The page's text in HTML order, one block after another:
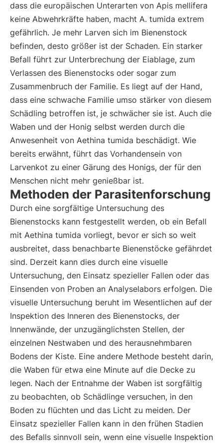
dass die europäischen Unterarten von Apis mellifera
keine Abwehrkräfte haben, macht A. tumida extrem
gefährlich. Je mehr Larven sich im Bienenstock
befinden, desto größer ist der Schaden. Ein starker
Befall führt zur Unterbrechung der Eiablage, zum
Verlassen des Bienenstocks oder sogar zum
Zusammenbruch der Familie. Es liegt auf der Hand,
dass eine schwache Familie umso stärker von diesem
Schädling betroffen ist, je schwächer sie ist. Auch die
Waben und der Honig selbst werden durch die
Anwesenheit von Aethina tumida beschädigt. Wie
bereits erwähnt, führt das Vorhandensein von
Larvenkot zu einer Gärung des Honigs, der für den
Menschen nicht mehr genießbar ist.
Methoden der Parasitenforschung
Durch eine sorgfältige Untersuchung des
Bienenstocks kann festgestellt werden, ob ein Befall
mit Aethina tumida vorliegt, bevor er sich so weit
ausbreitet, dass benachbarte Bienenstöcke gefährdet
sind. Derzeit kann dies durch eine visuelle
Untersuchung, den Einsatz spezieller Fallen oder das
Einsenden von Proben an Analyselabors erfolgen. Die
visuelle Untersuchung beruht im Wesentlichen auf der
Inspektion des Inneren des Bienenstocks, der
Innenwände, der unzugänglichsten Stellen, der
einzelnen Nestwaben und des herausnehmbaren
Bodens der Kiste. Eine andere Methode besteht darin,
die Waben für etwa eine Minute auf die Decke zu
legen. Nach der Entnahme der Waben ist sorgfältig
zu beobachten, ob Schädlinge versuchen, in den
Boden zu flüchten und das Licht zu meiden. Der
Einsatz spezieller Fallen kann in den frühen Stadien
des Befalls sinnvoll sein, wenn eine visuelle Inspektion